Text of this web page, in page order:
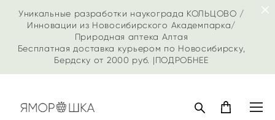
Уникальные разработки наукограда КОЛЬЦОВО /
Инновации из Новосибирского Академпарка/
Природная аптека Алтая
Бесплатная доставка курьером по Новосибирску,
Бердску от 2000 руб. |ПОДРОБНЕЕ